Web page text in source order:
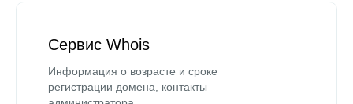
Сервис Whois
Информация о возрасте и сроке
регистрации домена, контакты